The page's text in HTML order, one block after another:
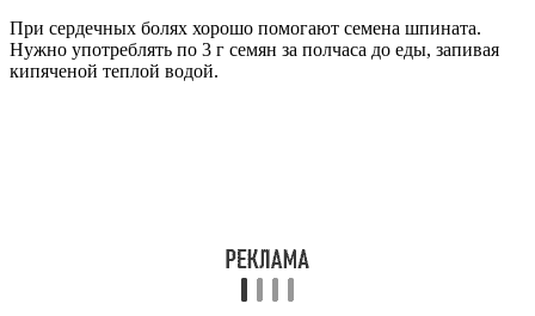
При сердечных болях хорошо помогают семена шпината.
Нужно употреблять по 3 г семян за полчаса до еды, запивая
кипяченой теплой водой.